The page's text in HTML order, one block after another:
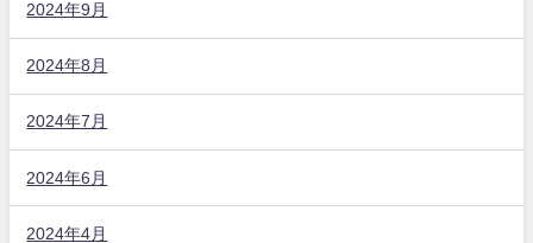
2024年9月
2024年8月
2024年7月
2024年6月
2024年4月